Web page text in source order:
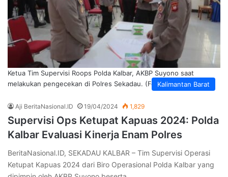
Kalimantan Barat
Ketua Tim Supervisi Roops Polda Kalbar, AKBP Suyono saat
melakukan pengecekan di Polres Sekadau. (Foto: Aji)
Aji BeritaNasional.ID 19/04/2024 1,829
Supervisi Ops Ketupat Kapuas 2024: Polda
Kalbar Evaluasi Kinerja Enam Polres
BeritaNasional.ID, SEKADAU KALBAR – Tim Supervisi Operasi
Ketupat Kapuas 2024 dari Biro Operasional Polda Kalbar yang